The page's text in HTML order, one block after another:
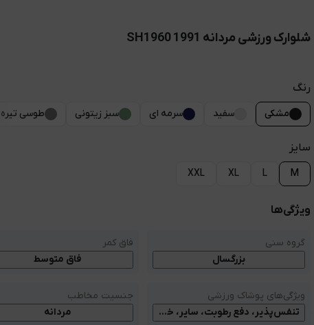
شلوارک ورزشی مردانه 1991 SH1960
رنگ
مشکی سفید سرمه ای سبز زیتونی طوسی تیره
سایز
M
L
XL
XXL
ویژگی‌ها
گروه سنی
بزرگسال
فاق کمر
فاق متوسط
ویژگی‌های پوشاک ورزشی
تنفس‌پذیر، دفع رطوبت، سایر، خشک‌شونده سریع، کمر قابل تنظیم
جنسیت مخاطب
مردانه